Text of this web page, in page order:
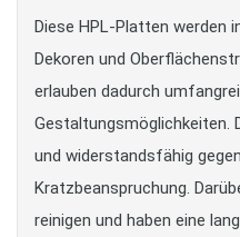
Diese HPL-Platten werden
Dekoren und
erlauben dadurch
Gestaltungsmöglichkeiten.
und widerstandsfähig
Kratzbeanspruchung.
reinigen und haben eine